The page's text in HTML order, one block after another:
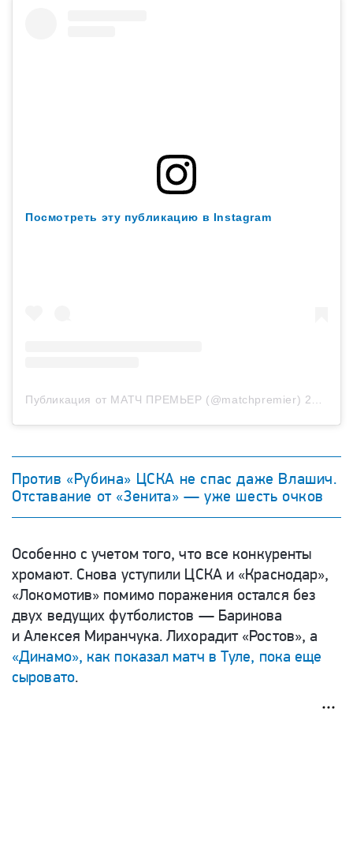
Посмотреть эту публикацию в Instagram
Публикация от МАТЧ ПРЕМЬЕР (@matchpremier) 23 Авг 2020 в 10:58 PDT
Против «Рубина» ЦСКА не спас даже Влашич.
Отставание от «Зенита» — уже шесть очков
Особенно с учетом того, что все конкуренты
хромают. Снова уступили ЦСКА и «Краснодар»,
«Локомотив» помимо поражения остался без
двух ведущих футболистов — Баринова
и Алексея Миранчука. Лихорадит «Ростов», а
«Динамо», как показал матч в Туле, пока еще
сыровато.